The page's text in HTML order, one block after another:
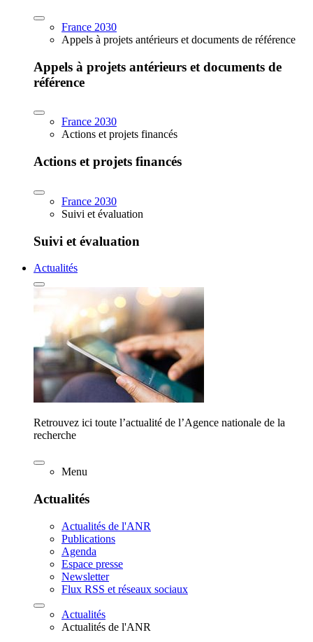
France 2030
Appels à projets antérieurs et documents de référence
Appels à projets antérieurs et documents de
référence
France 2030
Actions et projets financés
Actions et projets financés
France 2030
Suivi et évaluation
Suivi et évaluation
Actualités
Retrouvez ici toute l’actualité de l’Agence nationale de la
recherche
Menu
Actualités
Actualités de l'ANR
Publications
Agenda
Espace presse
Newsletter
Flux RSS et réseaux sociaux
Actualités
Actualités de l'ANR